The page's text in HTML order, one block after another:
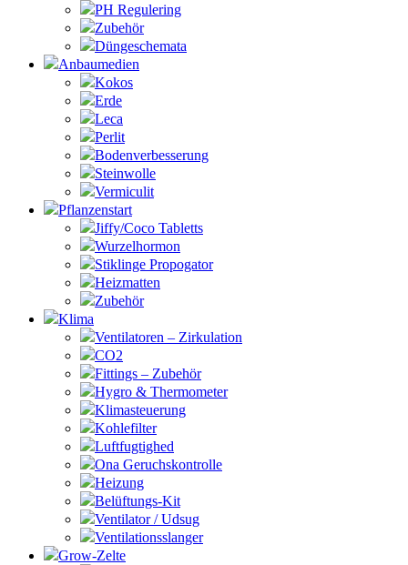
PH Regulering
Zubehör
Düngeschemata
Anbaumedien
Kokos
Erde
Leca
Perlit
Bodenverbesserung
Steinwolle
Vermiculit
Pflanzenstart
Jiffy/Coco Tabletts
Wurzelhormon
Stiklinge Propogator
Heizmatten
Zubehör
Klima
Ventilatoren – Zirkulation
CO2
Fittings – Zubehör
Hygro & Thermometer
Klimasteuerung
Kohlefilter
Luftfugtighed
Ona Geruchskontrolle
Heizung
Belüftungs-Kit
Ventilator / Udsug
Ventilationsslanger
Grow-Zelte